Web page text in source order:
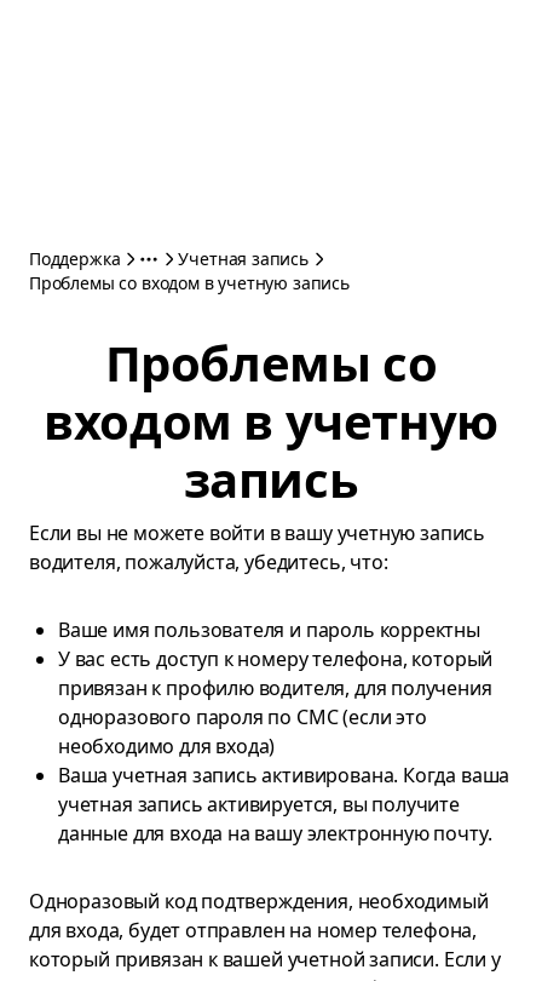
Поддержка
Учетная запись
Проблемы со входом в учетную запись
Проблемы со
входом в учетную
запись
Если вы не можете войти в вашу учетную запись
водителя, пожалуйста, убедитесь, что:
Ваше имя пользователя и пароль корректны
У вас есть доступ к номеру телефона, который
привязан к профилю водителя, для получения
одноразового пароля по СМС (если это
необходимо для входа)
Ваша учетная запись активирована. Когда ваша
учетная запись активируется, вы получите
данные для входа на вашу электронную почту.
Одноразовый код подтверждения, необходимый
для входа, будет отправлен на номер телефона,
который привязан к вашей учетной записи. Если у